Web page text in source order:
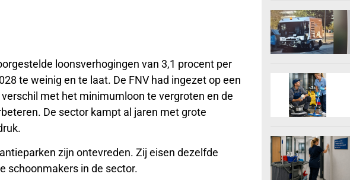
loonsverhogingen van 3,1 procent per
te weinig en te laat. De FNV had ingezet op een
met het minimumloon te vergroten en de
De sector kampt al jaren met grote
zijn ontevreden. Zij eisen dezelfde
schoonmakers in de sector.